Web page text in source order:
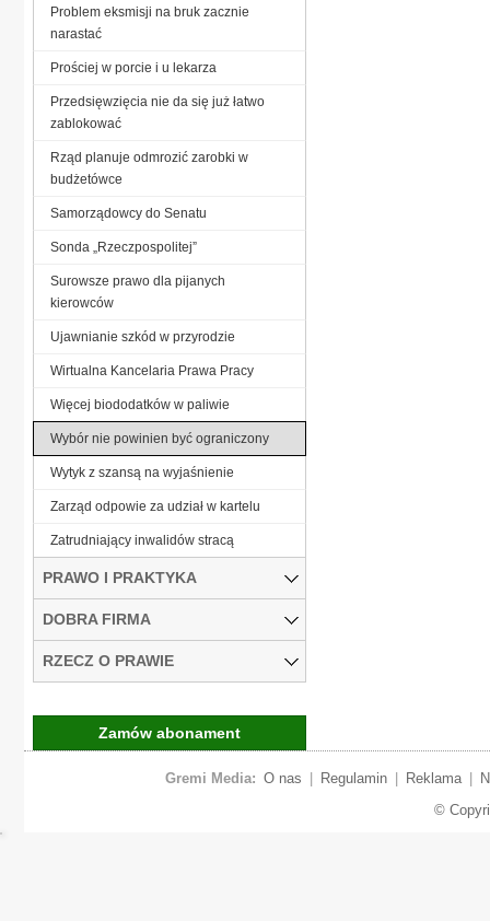
Problem eksmisji na bruk zacznie
narastać
Prościej w porcie i u lekarza
Przedsięwzięcia nie da się już łatwo
zablokować
Rząd planuje odmrozić zarobki w
budżetówce
Samorządowcy do Senatu
Sonda „Rzeczpospolitej”
Surowsze prawo dla pijanych
kierowców
Ujawnianie szkód w przyrodzie
Wirtualna Kancelaria Prawa Pracy
Więcej biododatków w paliwie
Wybór nie powinien być ograniczony
Wytyk z szansą na wyjaśnienie
Zarząd odpowie za udział w kartelu
Zatrudniający inwalidów stracą
PRAWO I PRAKTYKA
DOBRA FIRMA
RZECZ O PRAWIE
Zamów abonament
Gremi Media: O nas Regulamin Reklama
©